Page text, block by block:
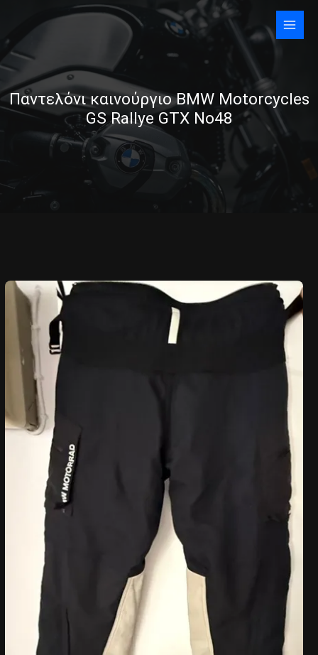
content
Παντελόνι καινούργιο BMW Motorcycles
GS Rallye GTX Νο48